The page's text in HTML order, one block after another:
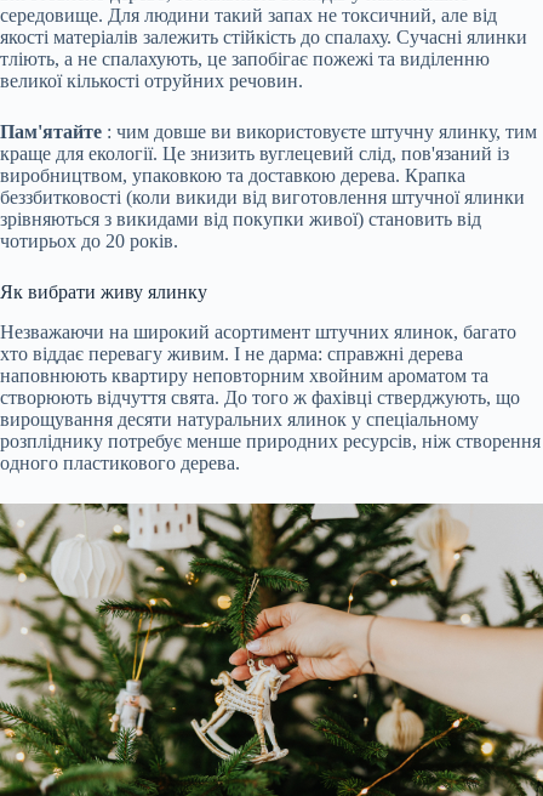
середовище. Для людини такий запах не токсичний, але від
якості матеріалів залежить стійкість до спалаху. Сучасні ялинки
тліють, а не спалахують, це запобігає пожежі та виділенню
великої кількості отруйних речовин.
Пам'ятайте : чим довше ви використовуєте штучну ялинку, тим
краще для екології. Це знизить вуглецевий слід, пов'язаний із
виробництвом, упаковкою та доставкою дерева. Крапка
беззбитковості (коли викиди від виготовлення штучної ялинки
зрівняються з викидами від покупки живої) становить від
чотирьох до 20 років.
Як вибрати живу ялинку
Незважаючи на широкий асортимент штучних ялинок, багато
хто віддає перевагу живим. І не дарма: справжні дерева
наповнюють квартиру неповторним хвойним ароматом та
створюють відчуття свята. До того ж фахівці стверджують, що
вирощування десяти натуральних ялинок у спеціальному
розпліднику потребує менше природних ресурсів, ніж створення
одного пластикового дерева.